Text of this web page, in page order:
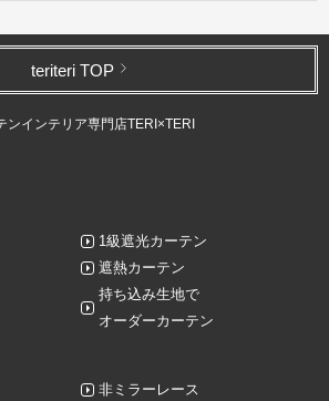
teriteri TOP
ンインテリア専門店TERI×TERI
1級遮光カーテン
遮熱カーテン
持ち込み生地で
オーダーカーテン
非ミラーレース